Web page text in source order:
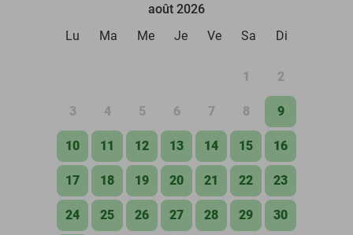
août 2026
Lu
Ma Me Je Ve Sa Di
1 2
3 4 5 6 7 8 9
10 11 12 13 14 15 16
17 18 19 20 21 22 23
24 25 26 27 28 29 30